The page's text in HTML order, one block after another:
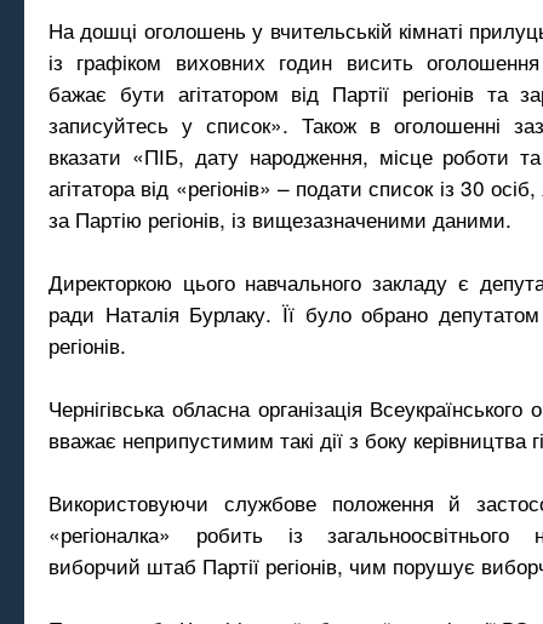
На дошці оголошень у вчительській кімнаті
із графіком виховних годин висить
бажає бути агітатором від Партії регіонів та
записуйтесь у список». Також в оголошенні
вказати «ПІБ, дату народження, місце роботи
агітатора від «регіонів» – подати список із 30
за Партію регіонів, із вищезазначеними даними.
Директоркою цього навчального закладу є
ради Наталія Бурлаку. Її було обрано депутатом
регіонів.
Чернігівська обласна організація
вважає неприпустимим такі дії з боку керівництва
Використовуючи службове положення й
«регіоналка» робить із загальноосвітнього
виборчий штаб Партії регіонів, чим порушує